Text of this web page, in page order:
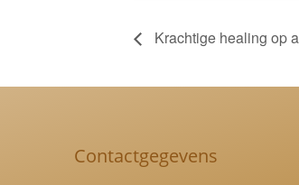
Krachtige healing op
Contactgegevens